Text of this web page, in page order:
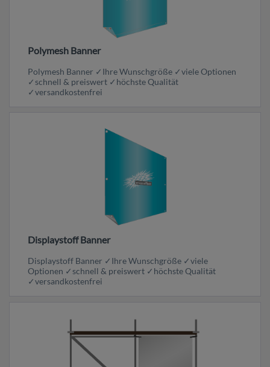
Polymesh Banner
Polymesh Banner ✓Ihre Wunschgröße ✓viele Optionen
✓schnell & preiswert ✓höchste Qualität
✓versandkostenfrei
Displaystoff Banner
Displaystoff Banner ✓Ihre Wunschgröße ✓viele
Optionen ✓schnell & preiswert ✓höchste Qualität
✓versandkostenfrei